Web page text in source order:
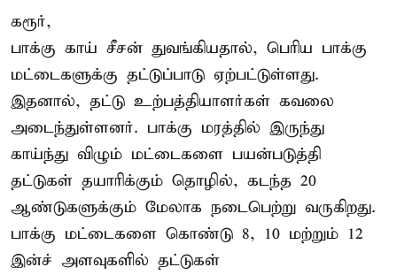
கரூர்,
பாக்கு காய் சீசன் துவங்கியதால், பெரிய பாக்கு
மட்டைகளுக்கு தட்டுப்பாடு ஏற்பட்டுள்ளது.
இதனால், தட்டு உற்பத்தியாளர்கள் கவலை
அடைந்துள்ளனர். பாக்கு மரத்தில் இருந்து
காய்ந்து விழும் மட்டைகளை பயன்படுத்தி
தட்டுகள் தயாரிக்கும் தொழில், கடந்த 20
ஆண்டுகளுக்கும் மேலாக நடைபெற்று வருகிறது.
பாக்கு மட்டைகளை கொண்டு 8, 10 மற்றும் 12
இன்ச் அளவுகளில் தட்டுகள்